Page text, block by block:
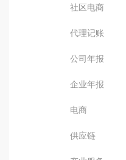
社区电商
代理记账
公司年报
企业年报
电商
供应链